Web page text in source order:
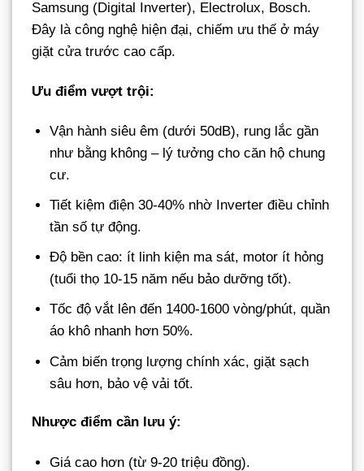
Samsung (Digital Inverter), Electrolux, Bosch.
Đây là công nghệ hiện đại, chiếm ưu thế ở máy
giặt cửa trước cao cấp.
Ưu điểm vượt trội:
Vận hành siêu êm (dưới 50dB), rung lắc gần
như bằng không – lý tưởng cho căn hộ chung
cư.
Tiết kiệm điện 30-40% nhờ Inverter điều chỉnh
tần số tự động.
Độ bền cao: ít linh kiện ma sát, motor ít hỏng
(tuổi thọ 10-15 năm nếu bảo dưỡng tốt).
Tốc độ vắt lên đến 1400-1600 vòng/phút, quần
áo khô nhanh hơn 50%.
Cảm biến trọng lượng chính xác, giặt sạch
sâu hơn, bảo vệ vải tốt.
Nhược điểm cần lưu ý:
Giá cao hơn (từ 9-20 triệu đồng).